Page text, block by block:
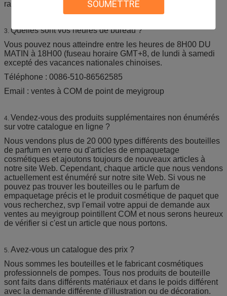
SOUMETTRE
raisonnables témoin.
3. Quelles sont vos heures de bureau ?
Vous pouvez nous atteindre entre les heures de 8H00 DU
MATIN à 18H00 (fuseau horaire GMT+8, de lundi à samedi
excepté des vacances nationales chinoises.
Téléphone : 0086-510-86562585
Email : ventes à COM de point de meyigroup
4. Vendez-vous des produits supplémentaires non énumérés
sur votre catalogue en ligne ?
Nous vendons plus de 20 000 types différents des bouteilles
de parfum en verre ou d'articles de empaquetage
cosmétiques et ajoutons toujours de nouveaux articles à
notre site Web. Cependant, chaque article que nous vendons
actuellement est énuméré sur notre site Web. Si vous ne
pouvez pas trouver les bouteilles ou le parfum de
empaquetage précis et le produit cosmétique de paquet que
vous recherchez, svp l'email votre appui de demande aux
ventes au meyigroup pointillent COM et nous serons heureux
de vérifier si c'est un article que nous portons.
5. Avez-vous un catalogue des prix ?
Nous sommes les bouteilles et le fabricant cosmétiques
professionnels de pompes. Tous nos produits de bouteille
sont faits dans différents matériaux et dans le poids différent
avec la demande différente d'illustration ou de décoration.